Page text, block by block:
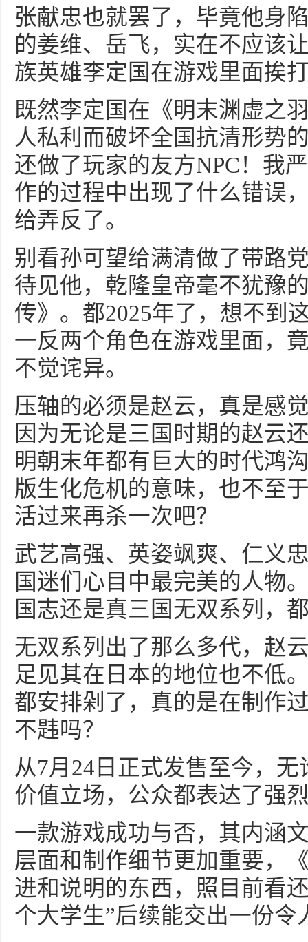
张献忠也就罢了，毕竟他身
的姜维、岳飞，实在不应该
族英雄李定国在游戏里面挨
既然李定国在《明末渊虚之
人私利而破坏全国抗清形势
还做了玩家的友方NPC！我
作的过程中出现了什么错误
给弄反了。
别看孙可望给满清做了带路
待见他，乾隆皇帝毫不犹豫
传》。都2025年了，想不到
一反两个角色在游戏里面，
不觉诧异。
压轴的必须是赵云，真是感
因为无论是三国时期的赵云
明朝末年都有巨大的时代鸿
版生化危机的意味，也不至
活过来再杀一次吧？
武艺高强、英姿飒爽、仁义
国迷们心目中最完美的人物
国志还是真三国无双系列，
无双系列出了那么多代，赵
足见其在日本的地位也不低
都安排剁了，真的是在制作
不韪吗？
从7月24日正式发售至今，
价值立场，公众都表达了强
一款游戏成功与否，其内涵
层面和制作细节更加重要，
进和说明的东西，照目前看
个大学生”后续能交出一份令